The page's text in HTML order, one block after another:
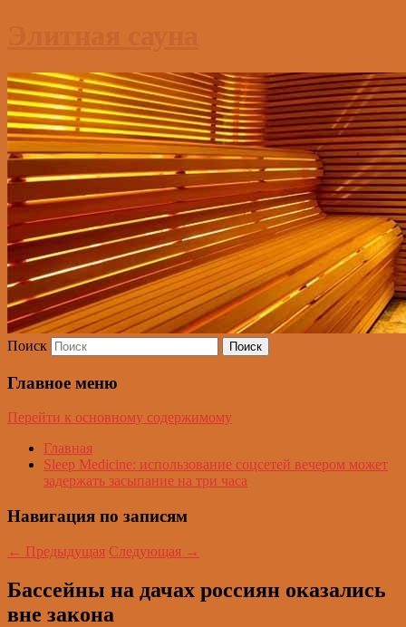
Поиск
Главное меню
Перейти к основному содержимому
Главная
Sleep Medicine: использование соцсетей вечером может
задержать засыпание на три часа
Навигация по записям
← Предыдущая Следующая →
Бассейны на дачах россиян оказались
вне закона